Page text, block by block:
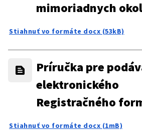
mimoriadnych
Stiahnuť vo formáte docx (53kB)
Príručka pre
elektronického
Registračného
Stiahnuť vo formáte docx (1mB)